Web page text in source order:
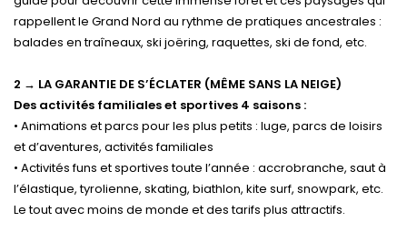
rappellent le Grand Nord au rythme de pratiques ancestrales :
balades en traîneaux, ski joëring, raquettes, ski de fond, etc.
2 → LA GARANTIE DE S’ÉCLATER (MÊME SANS LA NEIGE)
Des activités familiales et sportives 4 saisons :
• Animations et parcs pour les plus petits : luge, parcs de loisirs
et d’aventures, activités familiales
• Activités funs et sportives toute l’année : accrobranche, saut à
l’élastique, tyrolienne, skating, biathlon, kite surf, snowpark, etc.
Le tout avec moins de monde et des tarifs plus attractifs.